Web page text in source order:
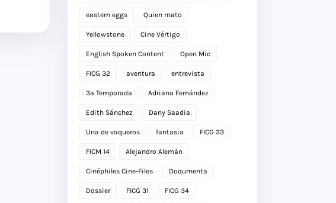
eastern eggs Quien mato
Yellowstone Cine Vértigo
English Spoken Content Open Mic
FICG 32 aventura entrevista
3a Temporada Adriana Fernández
Edith Sánchez Dany Saadia
Una de vaqueros fantasia FICG 33
FICM 14 Alejandro Alemán
Cinéphiles Cine-Files Doqumenta
Dossier FICG 31 FICG 34